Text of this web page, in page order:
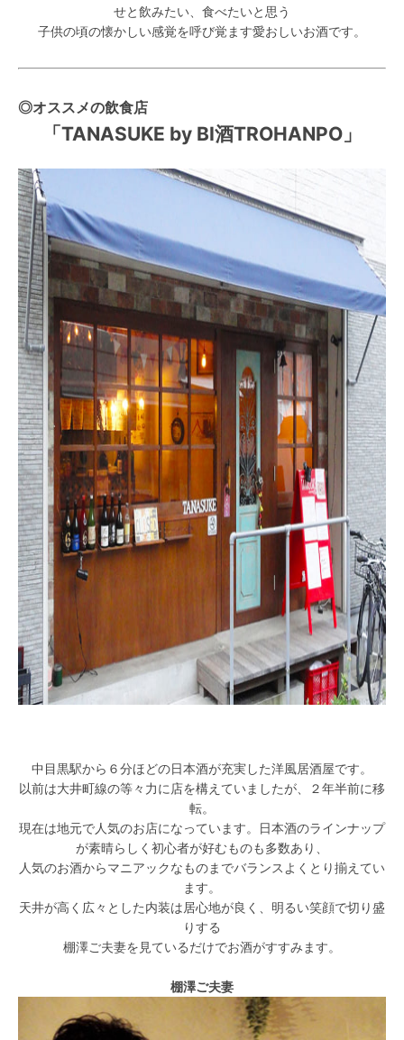
せと飲みたい、食べたいと思う
子供の頃の懐かしい感覚を呼び覚ます愛おしいお酒です。
◎オススメの飲食店
「TANASUKE by BI酒TROHANPO」
中目黒駅から６分ほどの日本酒が充実した洋風居酒屋です。
以前は大井町線の等々力に店を構えていましたが、２年半前に移
転。
現在は地元で人気のお店になっています。日本酒のラインナップ
が素晴らしく初心者が好むものも多数あり、
人気のお酒からマニアックなものまでバランスよくとり揃えてい
ます。
天井が高く広々とした内装は居心地が良く、明るい笑顔で切り盛
りする
棚澤ご夫妻を見ているだけでお酒がすすみます。
棚澤ご夫妻